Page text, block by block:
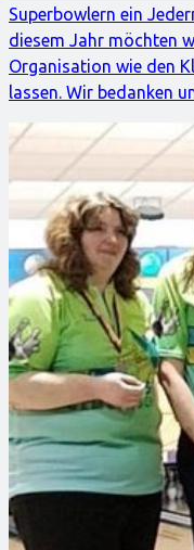
Superbowlern ein
diesem Jahr möchten
Organisation wie den
lassen. Wir bedanken